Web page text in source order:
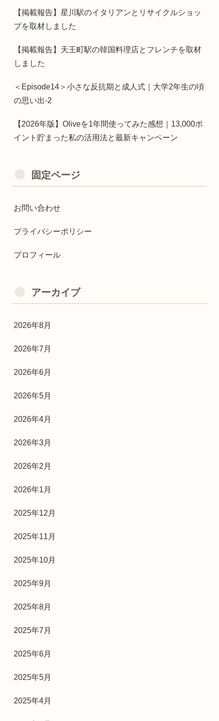
【掲載報告】星川駅のイタリアンとリサイクルショッ
プを取材しました
【掲載報告】天王町駅の韓国料理店とフレンチを取材
しました
＜Episode14＞小さな反抗期と成人式｜大学2年生の頃
の思い出-2
【2026年版】Oliveを1年間使ってみた感想｜13,000ポ
イント貯まった私の活用法と最新キャンペーン
固定ページ
お問い合わせ
プライバシーポリシー
プロフィール
アーカイブ
2026年8月
2026年7月
2026年6月
2026年5月
2026年4月
2026年3月
2026年2月
2026年1月
2025年12月
2025年11月
2025年10月
2025年9月
2025年8月
2025年7月
2025年6月
2025年5月
2025年4月